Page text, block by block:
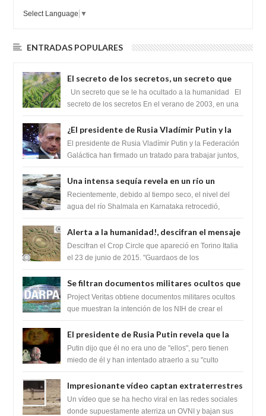
Select Language ▼
ENTRADAS POPULARES
El secreto de los secretos, un secreto que
cambiaría por completo el destino de la
humanidad
Un secreto que se le ha ocultado a la humanidad El
secreto de los secretos En el verano de 2003, en una
¿El presidente de Rusia Vladímir Putin y la
Federación Galactica han firmado un
tratado para acabar con los Sionistas?
El presidente de Rusia Vladímir Putin y la Federación
Galáctica han firmado un tratado para trabajar juntos,
Una intensa sequía revela en un río un
impresionante hallazgo de miles de Shiva
Lingas
Recientemente, debido al tiempo seco, el nivel del
agua del río Shalmala en Karnataka retrocedió,
Alerta a la humanidad!, descifran el mensaje
del Crop Circle de Torino ,Italia
Descifran el Crop Circle que apareció en Torino Italia
el 23 de junio de 2015. "Guardaos de los
Se filtran documentos militares ocultos que
muestran la intención de los NIH de crear el
SARS-CoV-2, utilizando la investigación de
Project Veritas obtiene documentos militares ocultos
que muestran la intención de los NIH de crear el
El presidente de Rusia Putin revela que la
clase dominante en el mundo son los
híbridos reptiles
Putin dijo que él no era uno de "ellos", pero tienen
miedo de él y han intentado atraerlo a su "culto
Impresionante vídeo captan extraterrestres
bajando de un OVNI en Arabia Saudita
Un vídeo que se ha hecho viral en las redes sociales
donde supuestamente aterriza un OVNI y bajan sus